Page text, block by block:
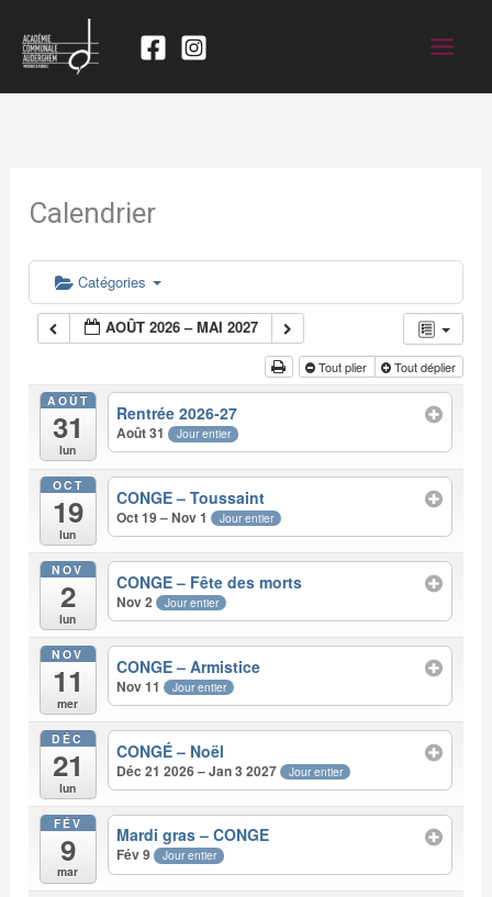
Calendrier
Catégories
AOÛT 2026 – MAI 2027
Tout plier Tout déplier
AOÛT
31
lun
Rentrée 2026-27
Août 31 Jour entier
OCT
19
lun
CONGE – Toussaint
Oct 19 – Nov 1 Jour entier
NOV
2
lun
CONGE – Fête des morts
Nov 2 Jour entier
NOV
11
mer
CONGE – Armistice
Nov 11 Jour entier
DÉC
21
lun
CONGÉ – Noël
Déc 21 2026 – Jan 3 2027 Jour entier
FÉV
9
mar
Mardi gras – CONGE
Fév 9 Jour entier